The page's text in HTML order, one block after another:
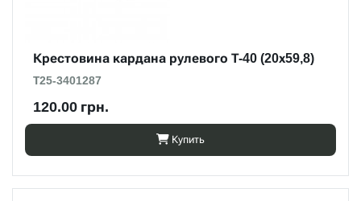
Крестовина кардана рулевого Т-40 (20х59,8)
Т25-3401287
120.00 грн.
Купить